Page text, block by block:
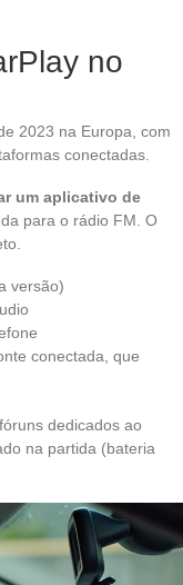
no
2023 na Europa, com
conectadas.
um aplicativo de
para o rádio FM. O
versão)
conectada, que
dedicados ao
na partida (bateria